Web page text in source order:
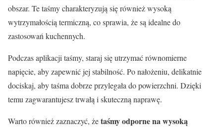
obszar. Te taśmy charakteryzują się również wysoką
wytrzymałością termiczną, co sprawia, że są idealne do
zastosowań kuchennych.
Podczas aplikacji taśmy, staraj się utrzymać równomierne
napięcie, aby zapewnić jej stabilność. Po nałożeniu, delikatnie
dociskaj, aby taśma dobrze przylegała do powierzchni. Dzięki
temu zagwarantujesz trwałą i skuteczną naprawę.
Warto również zaznaczyć, żetaśmy odporne na wysoką